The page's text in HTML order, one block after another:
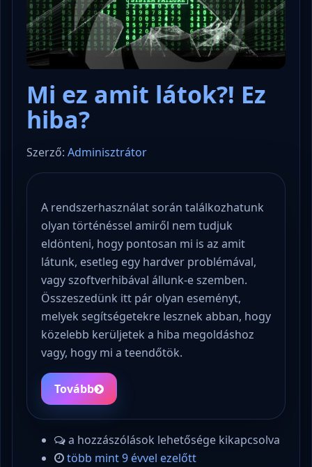
Mi ez amit látok?! Ez
hiba?
Szerző: Adminisztrátor
A rendszerhasználat során találkozhatunk
olyan történéssel amiről nem tudjuk
eldönteni, hogy pontosan mi is az amit
látunk, esetleg egy hardver problémával,
vagy szoftverhibával állunk-e szemben.
Összeszedünk itt pár olyan eseményt,
melyek segítségetekre lesznek abban, hogy
közelebb kerüljetek a hiba megoldáshoz
vagy, hogy mi a teendőtök.
Tovább
a hozzászólások lehetősége kikapcsolva
több mint 9 évvel ezelőtt